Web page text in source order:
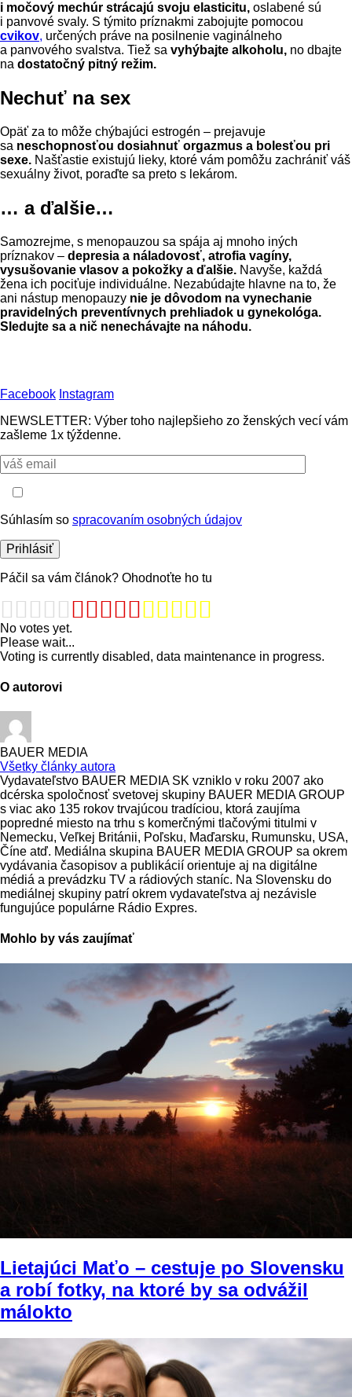
i močový mechúr strácajú svoju elasticitu, oslabené sú
i panvové svaly. S týmito príznakmi zabojujte pomocou
cvikov, určených práve na posilnenie vaginálneho
a panvového svalstva. Tiež sa vyhýbajte alkoholu, no dbajte
na dostatočný pitný režim.
Nechuť na sex
Opäť za to môže chýbajúci estrogén – prejavuje
sa neschopnosťou dosiahnuť orgazmus a bolesťou pri
sexe. Našťastie existujú lieky, ktoré vám pomôžu zachrániť váš
sexuálny život, poraďte sa preto s lekárom.
… a ďalšie…
Samozrejme, s menopauzou sa spája aj mnoho iných
príznakov – depresia a náladovosť, atrofia vagíny,
vysušovanie vlasov a pokožky a ďalšie. Navyše, každá
žena ich pociťuje individuálne. Nezabúdajte hlavne na to, že
ani nástup menopauzy nie je dôvodom na vynechanie
pravidelných preventívnych prehliadok u gynekológa.
Sledujte sa a nič nenechávajte na náhodu.
Facebook Instagram
NEWSLETTER: Výber toho najlepšieho zo ženských vecí vám
zašleme 1x týždenne.
Súhlasím so spracovaním osobných údajov
Páčil sa vám článok? Ohodnoťte ho tu
No votes yet.
Please wait...
Voting is currently disabled, data maintenance in progress.
O autorovi
BAUER MEDIA
Všetky články autora
Vydavateľstvo BAUER MEDIA SK vzniklo v roku 2007 ako
dcérska spoločnosť svetovej skupiny BAUER MEDIA GROUP
s viac ako 135 rokov trvajúcou tradíciou, ktorá zaujíma
popredné miesto na trhu s komerčnými tlačovými titulmi v
Nemecku, Veľkej Británii, Poľsku, Maďarsku, Rumunsku, USA,
Číne atď. Mediálna skupina BAUER MEDIA GROUP sa okrem
vydávania časopisov a publikácií orientuje aj na digitálne
médiá a prevádzku TV a rádiových staníc. Na Slovensku do
mediálnej skupiny patrí okrem vydavateľstva aj nezávisle
fungujúce populárne Rádio Expres.
Mohlo by vás zaujímať
Lietajúci Maťo – cestuje po Slovensku
a robí fotky, na ktoré by sa odvážil
málokto